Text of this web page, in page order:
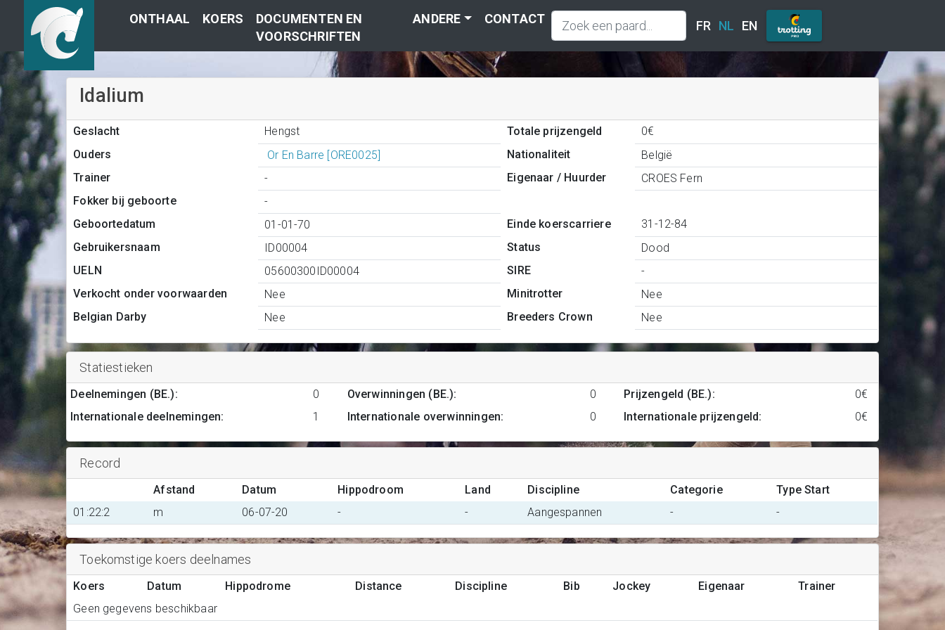
ONTHAAL KOERS
DOCUMENTEN EN
VOORSCHRIFTEN
ANDERE CONTACT FR NL EN
Idalium
Geslacht Hengst Totale prijzengeld
0€
Ouders
Or En Barre [ORE0025] Nationaliteit
België
Trainer
- Eigenaar / Huurder
CROES Fern
Fokker bij geboorte
-
Geboortedatum
01-01-70 Einde koerscarriere
31-12-84
Gebruikersnaam
ID00004 Status
Dood
UELN
05600300ID00004 SIRE
-
Verkocht onder voorwaarden
Nee Minitrotter
Nee
Belgian Darby
Nee Breeders Crown Nee
Statiestieken
Deelnemingen (BE.):
0
Internationale deelnemingen: 1
Overwinningen (BE.):
0
Internationale overwinningen: 0
Prijzengeld (BE.):
0€
Internationale prijzengeld: 0€
Record
Afstand Datum Hippodroom Land Discipline Categorie
Type Start
01:22:2
m 06-07-20 - - Aangespannen - -
Toekomstige koers deelnames
Koers Datum Hippodrome Distance Discipline Bib Jockey Eigenaar
Trainer
Geen gegevens beschikbaar